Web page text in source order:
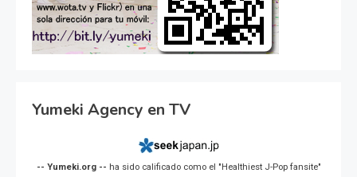
Yumeki Agency en TV
-- Yumeki.org -- ha sido calificado como el "Healthiest J-Pop fansite"